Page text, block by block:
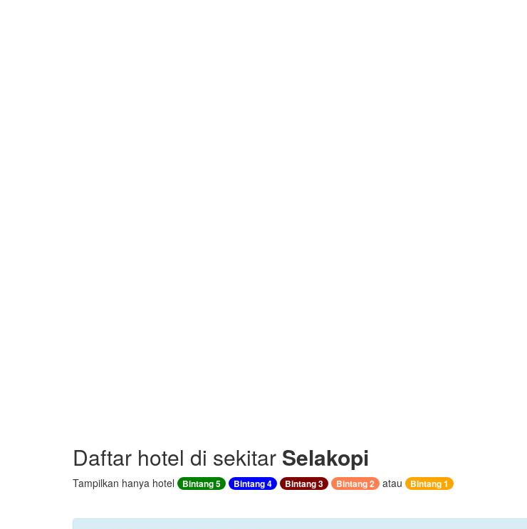
Daftar hotel di sekitar Selakopi
Tampilkan hanya hotel Bintang 5 Bintang 4 Bintang 3 Bintang 2 atau Bintang 1